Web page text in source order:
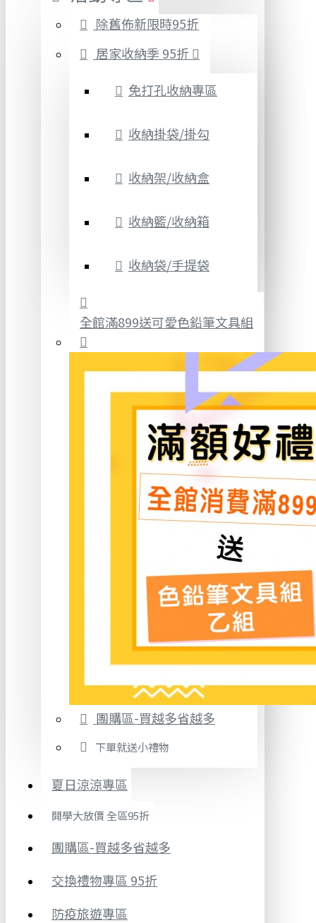
除舊佈新限時95折
居家收納季 95折
免打孔收納專區
收納掛袋/掛勾
收納架/收納盒
收納籃/收納箱
收納袋/手提袋
全館滿899送可愛色鉛筆文具組
團購區-買越多省越多
下單就送小禮物
夏日涼涼專區
開學大放價 全區95折
團購區-買越多省越多
交換禮物專區 95折
防疫旅遊專區